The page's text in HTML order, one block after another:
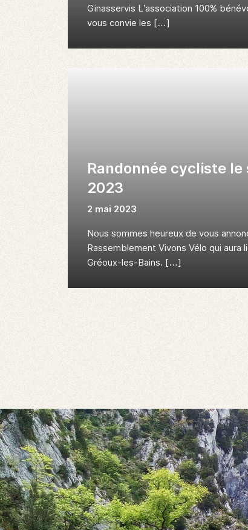
Ginasservis L’association 100%
vous convie les […]
Randonnée cycliste le
2023
2 mai 2023
Nous sommes heureux de vous
Rassemblement Vivons Vélo qui aura
Gréoux-les-Bains. […]